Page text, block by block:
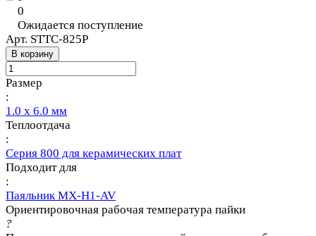
0
Ожидается поступление
Арт. STTC-825P
В корзину
Размер
:
1.0 х 6.0 мм
Теплоотдача
:
Серия 800 для керамических плат
Подходит для
:
Паяльник MX-H1-AV
Ориентировочная рабочая температура пайки
?